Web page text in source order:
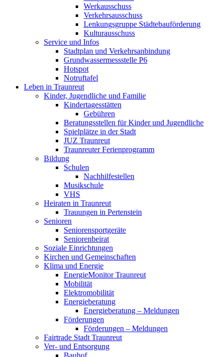
Werkausschuss
Verkehrsausschuss
Lenkungsgruppe Städtebauförderung
Kulturausschuss
Service und Infos
Stadtplan und Verkehrsanbindung
Grundwassermessstelle P6
Hotspot
Notruftafel
Leben in Traunreut
Kinder, Jugendliche und Familie
Kindertagesstätten
Gebühren
Beratungsstellen für Kinder und Jugendliche
Spielplätze in der Stadt
JUZ Traunreut
Traunreuter Ferienprogramm
Bildung
Schulen
Nachhilfestellen
Musikschule
VHS
Heiraten in Traunreut
Trauungen in Pertenstein
Senioren
Seniorensportgeräte
Seniorenbeirat
Soziale Einrichtungen
Kirchen und Gemeinschaften
Klima und Energie
EnergieMonitor Traunreut
Mobilität
Elektromobilität
Energieberatung
Energieberatung – Meldungen
Förderungen
Förderungen – Meldungen
Fairtrade Stadt Traunreut
Ver- und Entsorgung
Bauhof